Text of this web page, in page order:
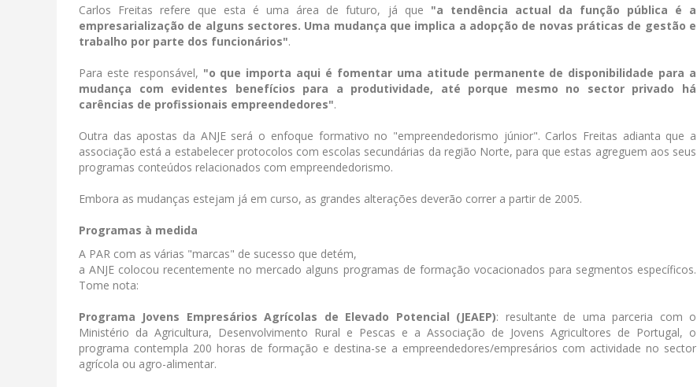
Carlos Freitas refere que esta é uma área de futuro, já que "a tendência actual da função pública é a
empresarialização de alguns sectores. Uma mudança que implica a adopção de novas práticas de gestão e
trabalho por parte dos funcionários".
Para este responsável, "o que importa aqui é fomentar uma atitude permanente de disponibilidade para a
mudança com evidentes benefícios para a produtividade, até porque mesmo no sector privado há
carências de profissionais empreendedores".
Outra das apostas da ANJE será o enfoque formativo no "empreendedorismo júnior". Carlos Freitas adianta que a
associação está a estabelecer protocolos com escolas secundárias da região Norte, para que estas agreguem aos seus
programas conteúdos relacionados com empreendedorismo.
Embora as mudanças estejam já em curso, as grandes alterações deverão correr a partir de 2005.
Programas à medida
A PAR com as várias "marcas" de sucesso que detém,
a ANJE colocou recentemente no mercado alguns programas de formação vocacionados para segmentos específicos.
Tome nota:
Programa Jovens Empresários Agrícolas de Elevado Potencial (JEAEP): resultante de uma parceria com o
Ministério da Agricultura, Desenvolvimento Rural e Pescas e a Associação de Jovens Agricultores de Portugal, o
programa contempla 200 horas de formação e destina-se a empreendedores/empresários com actividade no sector
agrícola ou agro-alimentar.